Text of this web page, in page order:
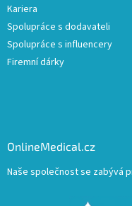
Kariera
Spolupráce s dodavateli
Spolupráce s influencery
Firemní dárky
OnlineMedical.cz
Naše společnost se zabývá